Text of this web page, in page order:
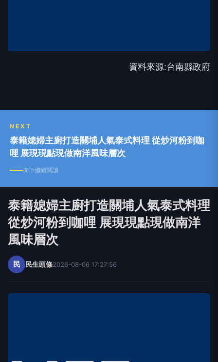
資料來源:台南縣政府
NEXT
泰籍媳婦主廚打造關埔人氣泰式料理 從炒河粉到咖
哩 展現現點現做南洋風味層次
向下繼續閱讀
泰籍媳婦主廚打造關埔人氣泰式料理
從炒河粉到咖哩 展現現點現做南洋
風味層次
民 民生頭條2026-08-06 17:27:56